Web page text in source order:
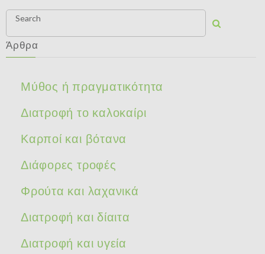
Search
Άρθρα
Μύθος ή πραγματικότητα
Διατροφή το καλοκαίρι
Καρποί και βότανα
Διάφορες τροφές
Φρούτα και λαχανικά
Διατροφή και δίαιτα
Διατροφή και υγεία